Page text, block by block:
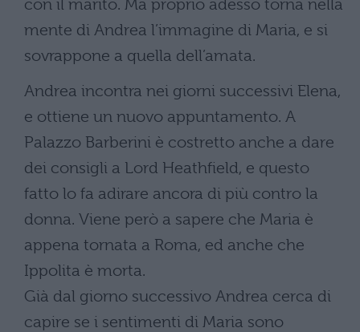
con il marito. Ma proprio adesso torna nella
mente di Andrea l’immagine di Maria, e si
sovrappone a quella dell’amata.
Andrea incontra nei giorni successivi Elena,
e ottiene un nuovo appuntamento. A
Palazzo Barberini è costretto anche a dare
dei consigli a Lord Heathfield, e questo
fatto lo fa adirare ancora di più contro la
donna. Viene però a sapere che Maria è
appena tornata a Roma, ed anche che
Ippolita è morta.
Già dal giorno successivo Andrea cerca di
capire se i sentimenti di Maria sono